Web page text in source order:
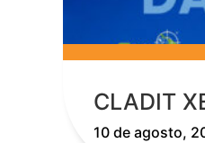
CLADIT
10 de agosto,